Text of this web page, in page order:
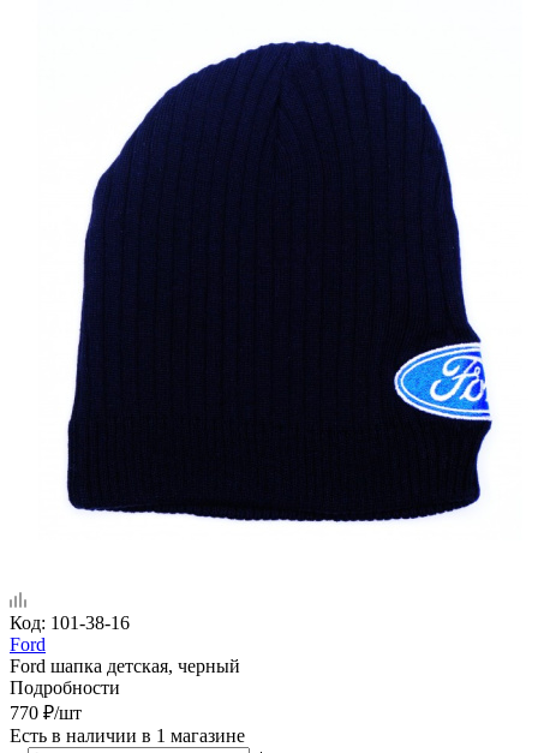
Код: 101-38-16
Ford
Ford шапка детская, черный
Подробности
770 ₽/шт
Есть в наличии в 1 магазине